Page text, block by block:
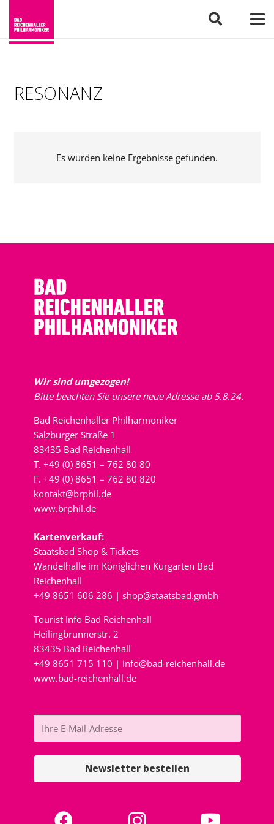
RESONANZ
Es wurden keine Ergebnisse gefunden.
Wir sind umgezogen!
Bitte beachten Sie unsere neue Adresse ab 5.8.24.
Bad Reichenhaller Philharmoniker
Salzburger Straße 1
83435 Bad Reichenhall
T. +49 (0) 8651 – 762 80 80
F. +49 (0) 8651 – 762 80 820
kontakt@brphil.de
www.brphil.de
Kartenverkauf:
Staatsbad Shop & Tickets
Wandelhalle im Königlichen Kurgarten Bad
Reichenhall
+49 8651 606 286 | shop@staatsbad.gmbh
Tourist Info Bad Reichenhall
Heilingbrunnerstr. 2
83435 Bad Reichenhall
+49 8651 715 110 | info@bad-reichenhall.de
www.bad-reichenhall.de
Newsletter bestellen